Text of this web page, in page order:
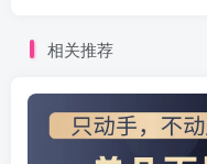
相关推荐